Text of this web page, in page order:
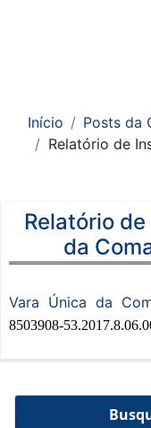
Início
Posts da
Relatório de
Relatório
da
Vara Única da
8503908-